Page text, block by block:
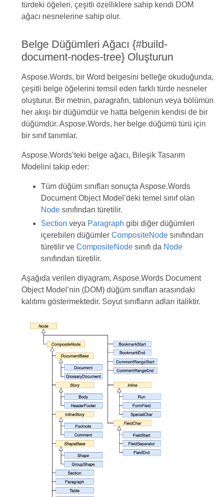
türdeki öğeleri, çeşitli özelliklere sahip kendi DOM
ağacı nesnelerine sahip olur.
Belge Düğümleri Ağacı {#build-
document-nodes-tree} Oluşturun
Aspose.Words, bir Word belgesini belleğe okuduğunda,
çeşitli belge öğelerini temsil eden farklı türde nesneler
oluşturur. Bir metnin, paragrafın, tablonun veya bölümün
her akışı bir düğümdür ve hatta belgenin kendisi de bir
düğümdür. Aspose.Words, her belge düğümü türü için
bir sınıf tanımlar.
Aspose.Words’teki belge ağacı, Bileşik Tasarım
Modelini takip eder:
Tüm düğüm sınıfları sonuçta Aspose.Words
Document Object Model’deki temel sınıf olan
Nodesınıfından türetilir.
Section veya Paragraph gibi diğer düğümleri
içerebilen düğümler CompositeNodesınıfından
türetilir ve CompositeNodesınıfı da Node
sınıfından türetilir.
Aşağıda verilen diyagram, Aspose.Words Document
Object Model’nin (DOM) düğüm sınıfları arasındaki
kalıtımı göstermektedir. Soyut sınıfların adları italiktir.